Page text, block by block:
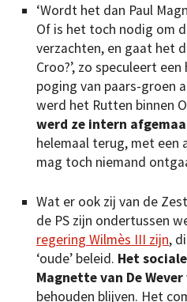
‘Wordt het dan Paul
Of is het toch nodig om
verzachten, en gaat het
Croo?’, zo speculeert
poging van paars-groen
werd het Rutten binnen
werd ze intern
helemaal terug, met een
mag toch niemand
Wat er ook zij van de
de PS zijn ondertussen
regering Wilmès III zijn,
‘oude’ beleid. Het
Magnette van De
behouden blijven. Het